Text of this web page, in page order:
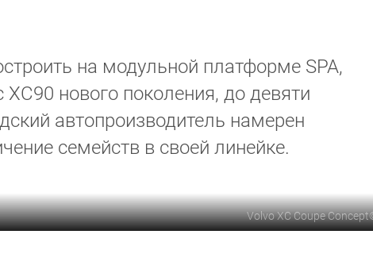
на модульной платформе SPA,
нового поколения, до девяти
автопроизводитель намерен
семейств в своей линейке.
Volvo XC Coupe Concept